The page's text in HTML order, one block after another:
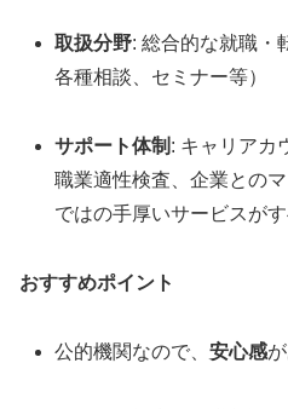
取扱分野: 総合的な就職・
各種相談、セミナー等）
サポート体制 : キャリアカ
職業適性検査、企業との
ではの手厚いサービスが
おすすめポイント
公的機関なので、安心感